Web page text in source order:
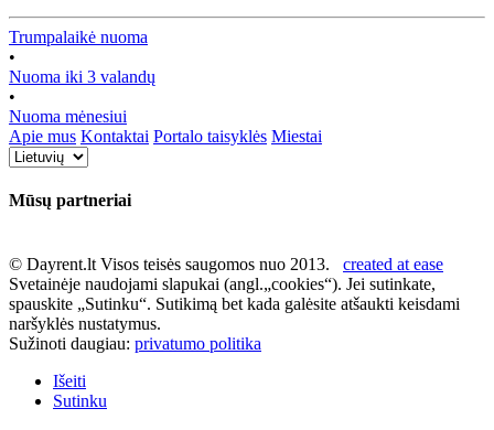
Trumpalaikė nuoma
•
Nuoma iki 3 valandų
•
Nuoma mėnesiui
Apie mus Kontaktai Portalo taisyklės Miestai
Mūsų partneriai
© Dayrent.lt Visos teisės saugomos nuo 2013. created at ease
Svetainėje naudojami slapukai (angl.„cookies“). Jei sutinkate,
spauskite „Sutinku“. Sutikimą bet kada galėsite atšaukti keisdami
naršyklės nustatymus.
Sužinoti daugiau: privatumo politika
Išeiti
Sutinku